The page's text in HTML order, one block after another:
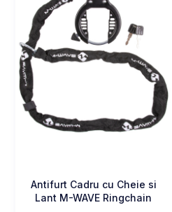
Antifurt Cadru cu Cheie si
Lant M-WAVE Ringchain